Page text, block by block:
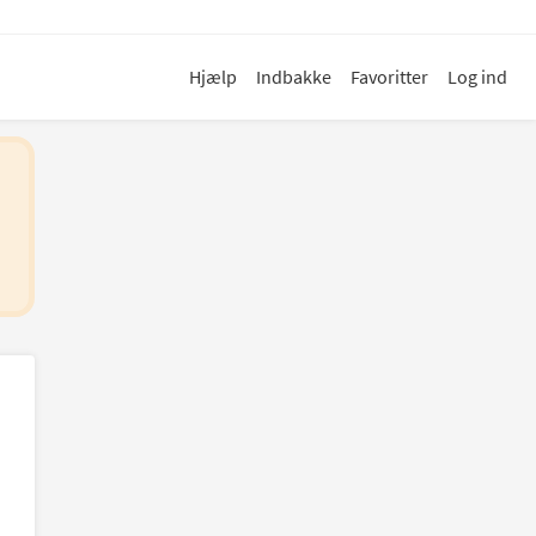
Hjælp Indbakke Favoritter Log ind